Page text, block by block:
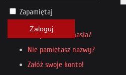
Zapamiętaj
Zaloguj
Nie pamiętasz hasła?
Nie pamiętasz nazwy?
Załóż swoje konto!